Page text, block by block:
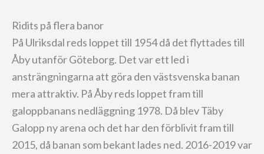
Ridits på flera banor
På Ulriksdal reds loppet till 1954 då det flyttades till
Åby utanför Göteborg. Det var ett led i
ansträngningarna att göra den västsvenska banan
mera attraktiv. På Åby reds loppet fram till
galoppbanans nedläggning 1978. Då blev Täby
Galopp ny arena och det har den förblivit fram till
2015, då banan som bekant lades ned. 2016-2019 var